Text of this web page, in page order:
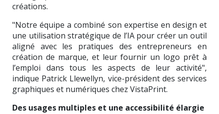
créations.
"Notre équipe a combiné son expertise en design et
une utilisation stratégique de l’IA pour créer un outil
aligné avec les pratiques des entrepreneurs en
création de marque, et leur fournir un logo prêt à
l’emploi dans tous les aspects de leur activité",
indique Patrick Llewellyn, vice-président des services
graphiques et numériques chez VistaPrint.
Des usages multiples et une accessibilité élargie